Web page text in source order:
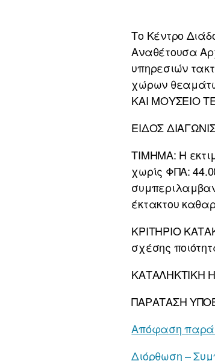
Το Κέντρο
Αναθέτουσα
υπηρεσιών
χώρων
ΚΑΙ ΜΟΥΣΕΙΟ
ΕΙΔΟΣ
ΤΙΜΗΜΑ: Η
χωρίς ΦΠΑ:
έκτακτου
ΚΡΙΤΗΡΙΟ
σχέσης
ΚΑΤΑΛΗΚΤΙΚΗ
ΠΑΡΑΤΑΣΗ
Απόφαση
Διόρθωση –